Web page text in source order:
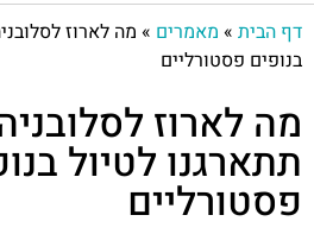
דף הבית » מאמרים » מה לארוז
בנופים פסטורליים
מה לארוז
תתארגנו לטיול
פסטורליים